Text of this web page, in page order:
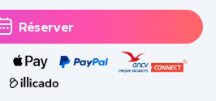
Réserver